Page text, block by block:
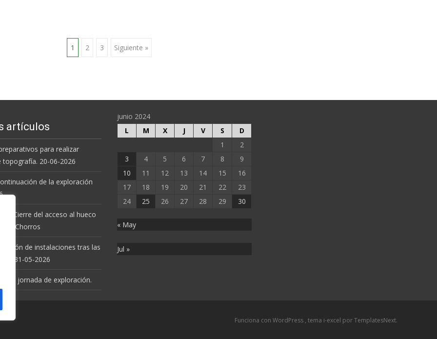
1 2 3 Siguiente »
artículos
para realizar
topografía. 20-06-2026
de la exploración
de Cierre del acceso al hueco
de Chorros
revisión de instalaciones tras las
31-05-2026
jornada de exploración.
junio 2024
L
M X J V S
D
1
2
3
4 5 6 7 8
9
10
11 12 13 14 15
16
17
18 19 20 21 22
23
24
25 26 27 28 29 30
« May
Jul »
Funciona con WordPress , tema i-excel por TemplatesNext.